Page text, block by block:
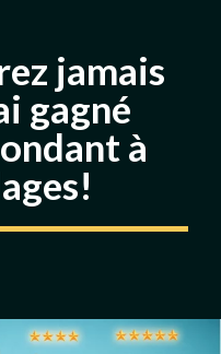
jamais
gagné
à